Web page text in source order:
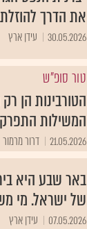
את הדרך
30.05.2026 עידן ארץ
טור סופ"ש
הטורבינות הן
המשילות
21.05.2026 דרור מרמור
באר שבע היא
של ישראל. מי
07.05.2026 עידן ארץ